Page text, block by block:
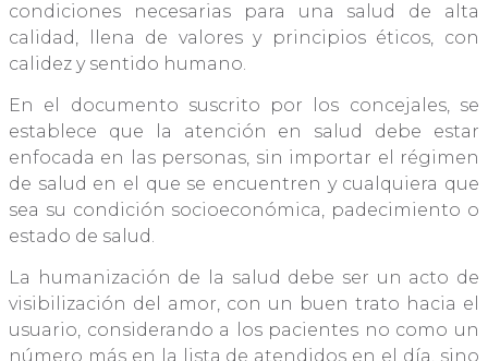
condiciones necesarias para una salud de alta
calidad, llena de valores y principios éticos, con
calidez y sentido humano.
En el documento suscrito por los concejales, se
establece que la atención en salud debe estar
enfocada en las personas, sin importar el régimen
de salud en el que se encuentren y cualquiera que
sea su condición socioeconómica, padecimiento o
estado de salud.
La humanización de la salud debe ser un acto de
visibilización del amor, con un buen trato hacia el
usuario, considerando a los pacientes no como un
número más en la lista de atendidos en el día, sino